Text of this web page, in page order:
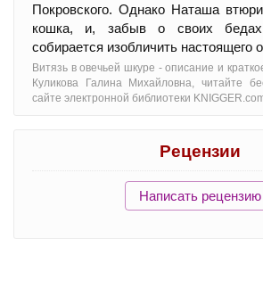
Покровского. Однако Наташа
кошка, и, забыв о своих бедах
собирается изобличить настоящего
Витязь в овечьей шкуре - oписание и
Куликова Галина Михайловна, читайте
сайте электронной библиотеки
Рецензии
Написать рецензию